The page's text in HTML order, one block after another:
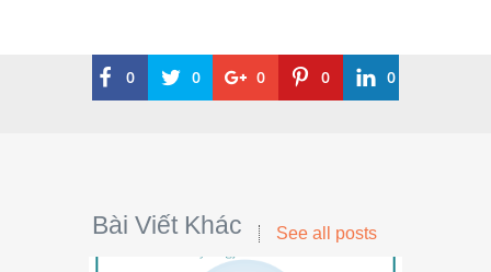
0 0 0 0 0
Bài Viết Khác See all posts